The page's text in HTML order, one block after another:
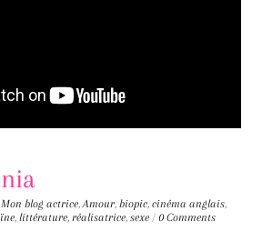
Mon blog actrice,Amour,biopic,cinéma anglais,
,littérature,réalisatrice,sexe / 0 Comments